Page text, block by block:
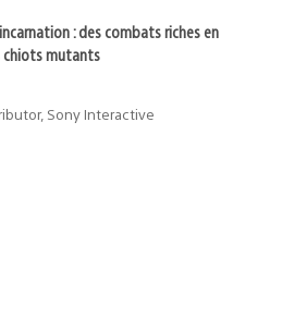
: des combats riches en
chiots mutants
Sony Interactive